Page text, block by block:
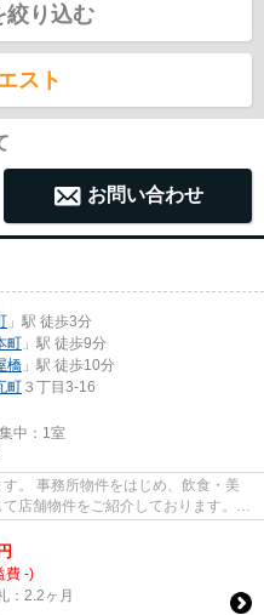
絞り込む
スト
お問い合わせ
」駅 徒歩3分
町 」駅 徒歩9分
橋 」駅 徒歩10分
町 ３丁目3-16
中： 1室
。 事務所物件をはじめ、飲食・美
店舗物件をご紹介しております。
費 -)
：2.2ヶ月